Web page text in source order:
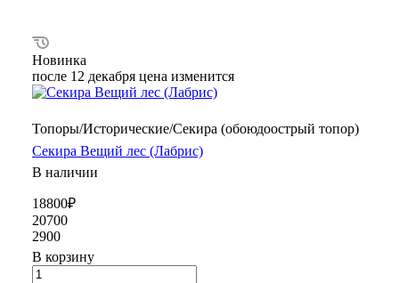
Новинка
после 12 декабря цена изменится
Топоры/Исторические/Секира (обоюдоострый топор)
Секира Вещий лес (Лабрис)
В наличии
18800₽
20700
2900
В корзину